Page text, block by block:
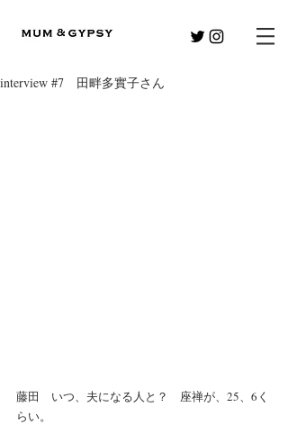
interview #7 田畔多實子さん
藤田　いつ、夫になる人と？　座禅が、25、6く
らい。